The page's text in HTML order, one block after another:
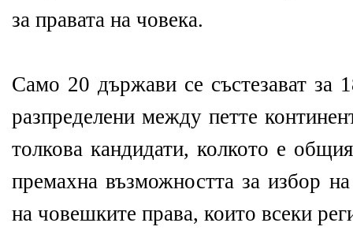
за правата на човека.
Само 20 държави се състезават за
разпределени между петте
толкова кандидати, колкото е
премахна възможността за избор
на човешките права, които всеки